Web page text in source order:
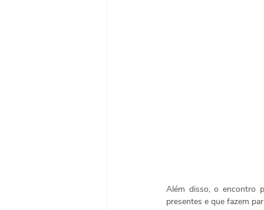
Além disso, o encontro
presentes e que fazem